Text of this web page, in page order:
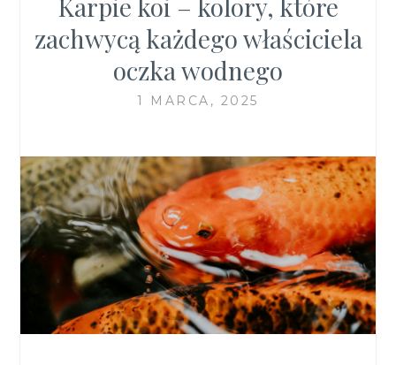
Karpie koi – kolory, które
zachwycą każdego właściciela
oczka wodnego
1 MARCA, 2025